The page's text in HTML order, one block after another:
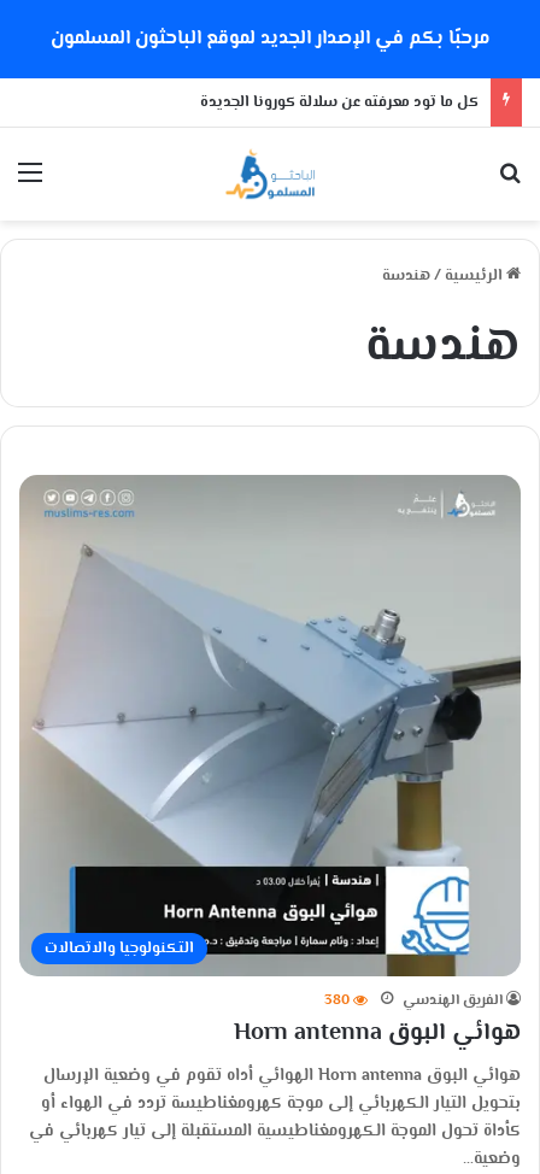
مرحبًا بكم في الإصدار الجديد لموقع الباحثون المسلمون
سن الإياس 2
الرئيسية /هندسة
هندسة
التكنولوجيا والاتصالات
الفريق الهندسي 380
هوائي البوق Horn antenna
هوائي البوق Horn antenna الهوائي أداه تقوم في وضعية الإرسال
بتحويل التيار الكهربائي إلى موجة كهرومغناطيسة تردد في الهواء أو
كأداة تحول الموجة الكهرومغناطيسية المستقبلة إلى تيار كهربائي في
وضعية…